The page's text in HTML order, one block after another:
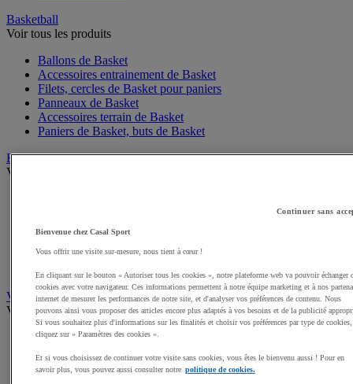
Basketball
Voir tous les produits
Ballons de Basket
Accessoires entrainement de Basket
Filets, cercles de Basket pour paniers
Panneaux de Basket
Accessoires terrain de Basket
Paniers de Basket, buts de Basket
Handball
Voir tous les produits
Filets de but de Hand
Accessoires buts de Hand
Sandball
Volleyball
Voir tous les produits
Ballons de Volley
Filets de Volley
Continuer sans
Bienvenue chez Casal Sport
Vous offrir une visite sur-mesure, nous tient à cœur !
En cliquant sur le bouton « Autoriser tous les cookies », notre plateforme web va pouvoir échanger
cookies avec votre navigateur. Ces informations permettent à notre équipe marketing et à nos
internet de mesurer les performances de notre site, et d'analyser vos préférences de contenu. Nous
pouvons ainsi vous proposer des articles encore plus adaptés à vos besoins et de la publicité
Si vous souhaitez plus d'informations sur les finalités et choisir vos préférences par type de cookies,
cliquez sur « Paramètres des cookies ».
Et si vous choisissez de continuer votre visite sans cookies, vous êtes le bienvenu aussi ! Pour en
savoir plus, vous pouvez aussi consulter notre politique de cookies.